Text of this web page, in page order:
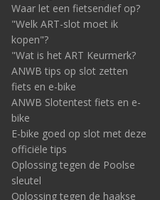
Waar let een fietsendief op?
"Welk ART-slot moet ik
kopen"?
"Wat is het ART Keurmerk?
ANWB tips op slot zetten
fiets en e-bike
ANWB Slotentest fiets en e-
bike
E-bike goed op slot met deze
officiële tips
Oplossing tegen de Poolse
sleutel
Oplossing tegen de haakse